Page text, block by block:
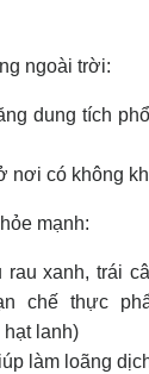
ngoài trời:
dung tích
nơi có không
mạnh:
xanh, trái
chế thực
hạt lanh)
làm loãng